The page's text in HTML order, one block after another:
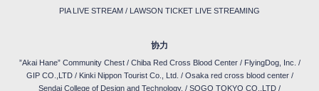
PIA LIVE STREAM / LAWSON TICKET LIVE STREAMING
协力
”Akai Hane” Community Chest/ Chiba Red Cross Blood Center/ FlyingDog, Inc. /
GIP CO.,LTD/ Kinki Nippon Tourist Co., Ltd. / Osaka red cross blood center/
Sendai College of Design and Technology. / SOGO TOKYO CO.,LTD /